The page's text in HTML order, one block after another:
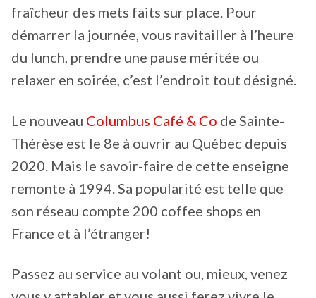
fraîcheur des mets faits sur place. Pour
démarrer la journée, vous ravitailler à l’heure
du lunch, prendre une pause méritée ou
relaxer en soirée, c’est l’endroit tout désigné.
Le nouveau Columbus Café & Co de Sainte-
Thérèse est le 8e à ouvrir au Québec depuis
2020. Mais le savoir-faire de cette enseigne
remonte à 1994. Sa popularité est telle que
son réseau compte 200 coffee shops en
France et à l’étranger!
Passez au service au volant ou, mieux, venez